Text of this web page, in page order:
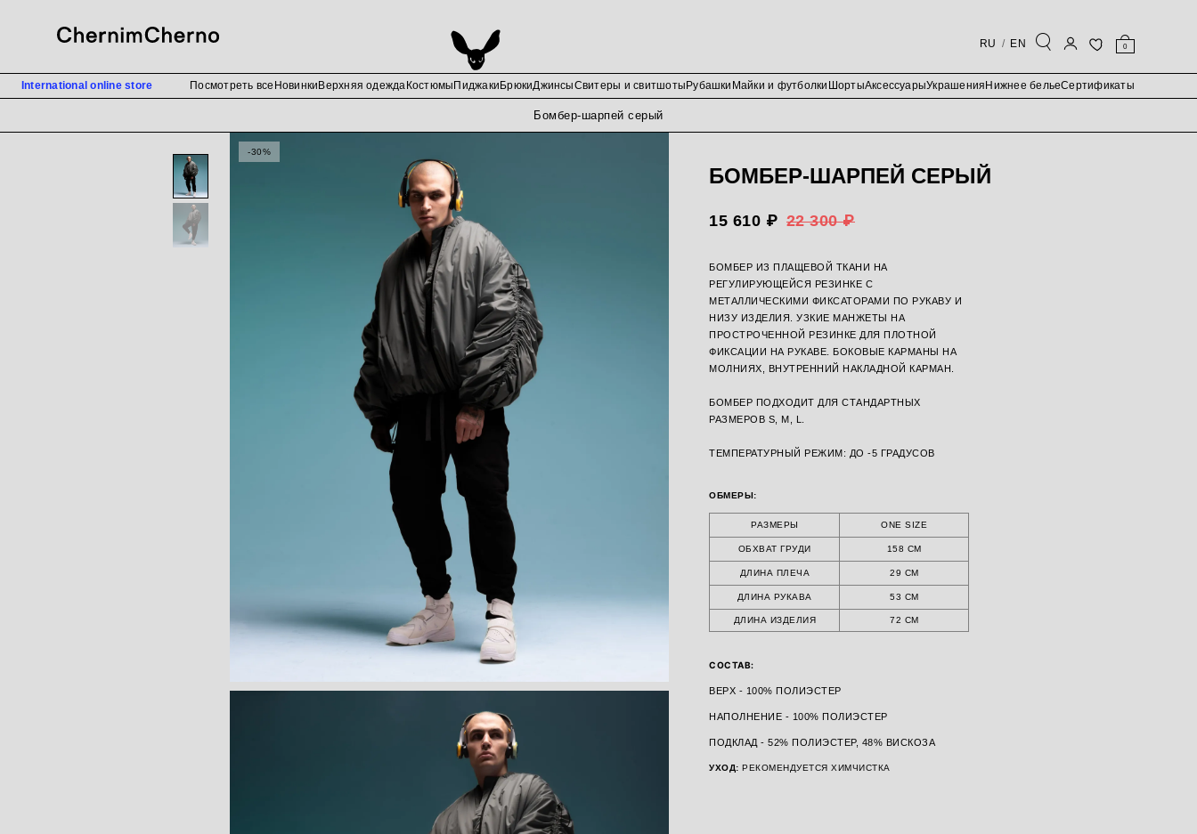
International online store Посмотреть все Новинки Верхняя одежда Костюмы Пиджаки БрюкиДжинсыСвитеры и свитшоты Рубашки Майки и футболки ШортыАксессуарыУкрашения Нижнее бельеСертификаты
Бомбер-шарпей серый
RU EN 0
-30%
БОМБЕР-ШАРПЕЙ СЕРЫЙ
15 610 ₽ 22 300 ₽
БОМБЕР ИЗ ПЛАЩЕВОЙ ТКАНИ НА
РЕГУЛИРУЮЩЕЙСЯ РЕЗИНКЕ С
МЕТАЛЛИЧЕСКИМИ ФИКСАТОРАМИ ПО РУКАВУ И
НИЗУ ИЗДЕЛИЯ. УЗКИЕ МАНЖЕТЫ НА
ПРОСТРОЧЕННОЙ РЕЗИНКЕ ДЛЯ ПЛОТНОЙ
ФИКСАЦИИ НА РУКАВЕ. БОКОВЫЕ КАРМАНЫ НА
МОЛНИЯХ, ВНУТРЕННИЙ НАКЛАДНОЙ КАРМАН.
БОМБЕР ПОДХОДИТ ДЛЯ СТАНДАРТНЫХ
РАЗМЕРОВ S, M, L.
ТЕМПЕРАТУРНЫЙ РЕЖИМ: ДО -5 ГРАДУСОВ
ОБМЕРЫ:
РАЗМЕРЫ ONE SIZE
ОБХВАТ ГРУДИ 158 СМ
ДЛИНА ПЛЕЧА 29 СМ
ДЛИНА РУКАВА 53 СМ
ДЛИНА ИЗДЕЛИЯ 72 СМ
СОСТАВ:
ВЕРХ - 100% ПОЛИЭСТЕР
НАПОЛНЕНИЕ - 100% ПОЛИЭСТЕР
ПОДКЛАД - 52% ПОЛИЭСТЕР, 48% ВИСКОЗА
УХОД:РЕКОМЕНДУЕТСЯ ХИМЧИСТКА